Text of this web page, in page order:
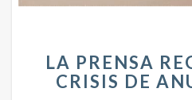
A
P
LA PRENSA
CRISIS DE